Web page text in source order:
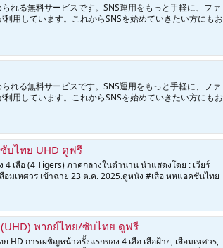
れる無料サービスです。SNS運用をもっと手軽に、ファ
用しています。これからSNSを始めていきたい方にもお
れる無料サービスです。SNS運用をもっと手軽に、ファ
用しています。これからSNSを始めていきたい方にもお
ซับไทย UHD ดูฟรี
4 เสือ (4 Tigers) ภาคกลางในตำนาน นำแสดงโดย : เวียร์
อมเหศวร เข้าฉาย 23 ต.ค. 2025.ดูหนัง #เสือ หหแอคชั่นไทย
(UHD) พากย์ไทย/ซับไทย ดูฟรี
HD การเผชิญหน้าครั้งแรกของ 4 เสือ เสือฝ้าย, เสือมเหศวร,